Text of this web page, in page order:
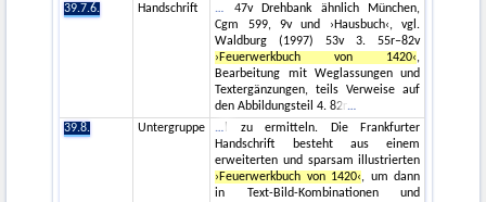
39.7.6.
Handschrift
47v Drehbank ähnlich München,
Cgm 599, 9v und ›Hausbuch‹, vgl.
Waldburg (1997) 53v 3. 55r–82v
›Feuerwerkbuch von 1420‹,
Bearbeitung mit Weglassungen und
Textergänzungen, teils Verweise auf
den Abbildungsteil 4. 82r
39.8.
Untergruppe
l zu ermitteln. Die Frankfurter
Handschrift besteht aus einem
erweiterten und sparsam illustrierten
›Feuerwerkbuch von 1420‹, um dann
in Text-Bild-Kombinationen und